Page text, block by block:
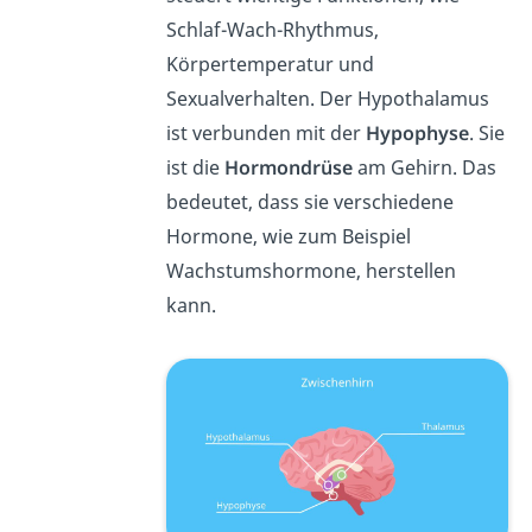
Schlaf-Wach-Rhythmus,
Körpertemperatur und
Sexualverhalten. Der Hypothalamus
ist verbunden mit der Hypophyse. Sie
ist die Hormondrüseam Gehirn. Das
bedeutet, dass sie verschiedene
Hormone, wie zum Beispiel
Wachstumshormone, herstellen
kann.